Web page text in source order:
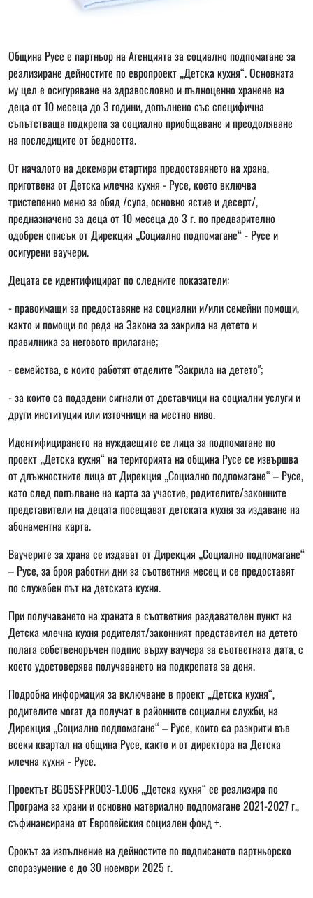
Община Русе e партньор на Агенцията за социално подпомагане за
реализиране дейностите по европроект „Детска кухня“. Основната
му цел е осигуряване на здравословно и пълноценно хранене на
деца от 10 месеца до 3 години, допълнено със специфична
съпътстваща подкрепа за социално приобщаване и преодоляване
на последиците от бедността.
От началото на декември стартира предоставянето на храна,
приготвена от Детска млечна кухня - Русе, което включва
тристепенно меню за обяд /супа, основно ястие и десерт/,
предназначено за деца от 10 месеца до 3 г. по предварително
одобрен списък от Дирекция „Социално подпомагане“ - Русе и
осигурени ваучери.
Децата се идентифицират по следните показатели:
- правоимащи за предоставяне на социални и/или семейни помощи,
както и помощи по реда на Закона за закрила на детето и
правилника за неговото прилагане;
- семейства, с които работят отделите "Закрила на детето";
- за които са подадени сигнали от доставчици на социални услуги и
други институции или източници на местно ниво.
Идентифицирането на нуждаещите се лица за подпомагане по
проект „Детска кухня“ на територията на община Русе се извършва
от длъжностните лица от Дирекция „Социално подпомагане“ – Русе,
като след попълване на карта за участие, родителите/законните
представители на децата посещават детската кухня за издаване на
абонаментна карта.
Ваучерите за храна се издават от Дирекция „Социално подпомагане“
– Русе, за броя работни дни за съответния месец и се предоставят
по служебен път на детската кухня.
При получаването на храната в съответния раздавателен пункт на
Детска млечна кухня родителят/законният представител на детето
полага собственоръчен подпис върху ваучера за съответната дата, с
което удостоверява получаването на подкрепата за деня.
Подробна информация за включване в проект „Детска кухня“,
родителите могат да получат в районните социални служби, на
Дирекция „Социално подпомагане“ – Русе, които са разкрити във
всеки квартал на община Русе, както и от директора на Детска
млечна кухня - Русе.
Проектът BG05SFPR003-1.006 „Детска кухня“ се реализира по
Програма за храни и основно материално подпомагане 2021-2027 г.,
съфинансирана от Европейския социален фонд +.
Срокът за изпълнение на дейностите по подписаното партньорско
споразумение е до 30 ноември 2025 г.